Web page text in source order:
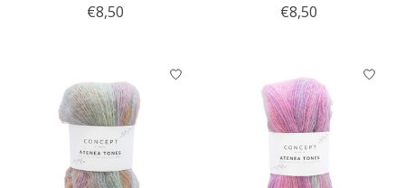
€8,50
€8,50